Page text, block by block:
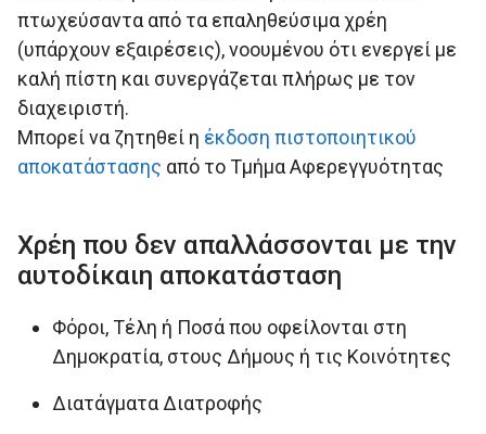
πτωχεύσαντα από τα επαληθεύσιμα χρέη
(υπάρχουν εξαιρέσεις), νοουμένου ότι ενεργεί με
καλή πίστη και συνεργάζεται πλήρως με τον
διαχειριστή.
Μπορεί να ζητηθεί η έκδοση πιστοποιητικού
αποκατάστασης από το Τμήμα Αφερεγγυότητας
Χρέη που δεν απαλλάσσονται με την
αυτοδίκαιη αποκατάσταση
Φόροι, Τέλη ή Ποσά που οφείλονται στη
Δημοκρατία, στους Δήμους ή τις Κοινότητες
Διατάγματα Διατροφής